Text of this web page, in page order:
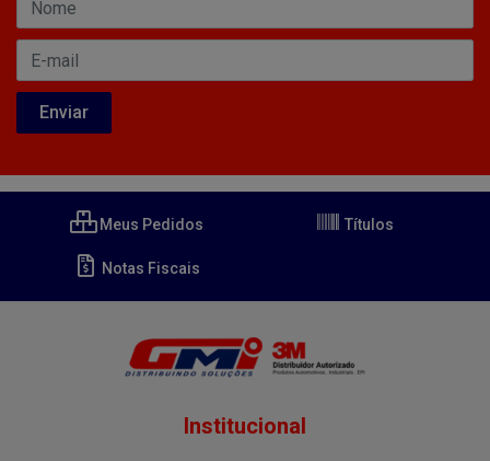
Meus Pedidos Títulos
Notas Fiscais
Institucional